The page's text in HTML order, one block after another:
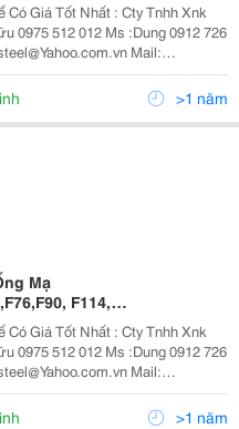
Tốt Nhất : Cty Tnhh Xnk
:
Http://Giathinhsteel.com.vn Đc: Số 2 , Đường 14 >1 năm
Mạ
F114,
Tốt Nhất : Cty Tnhh Xnk
:
Http://Giathinhsteel.com.vn Đc: Số 2 , Đường 14,>1 năm